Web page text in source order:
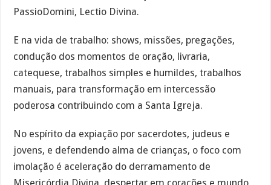
PassioDomini, Lectio Divina.
E na vida de trabalho: shows, missões, pregações,
condução dos momentos de oração, livraria,
catequese, trabalhos simples e humildes, trabalhos
manuais, para transformação em intercessão
poderosa contribuindo com a Santa Igreja.
No espírito da expiação por sacerdotes, judeus e
jovens, e defendendo alma de crianças, o foco com
imolação é aceleração do derramamento de
Misericórdia Divina, despertar em corações e mundo